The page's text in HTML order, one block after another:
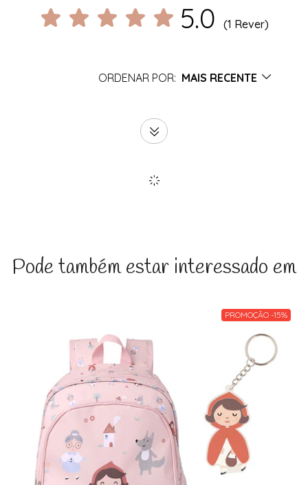
5.0 (1 Rever)
ORDENAR POR: MAIS RECENTE
Pode também estar interessado em
PROMOÇÃO -15%